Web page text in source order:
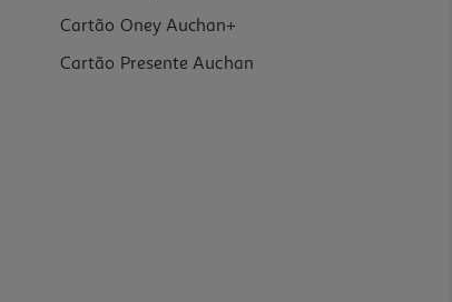
Cartão Oney Auchan+
Cartão Presente Auchan